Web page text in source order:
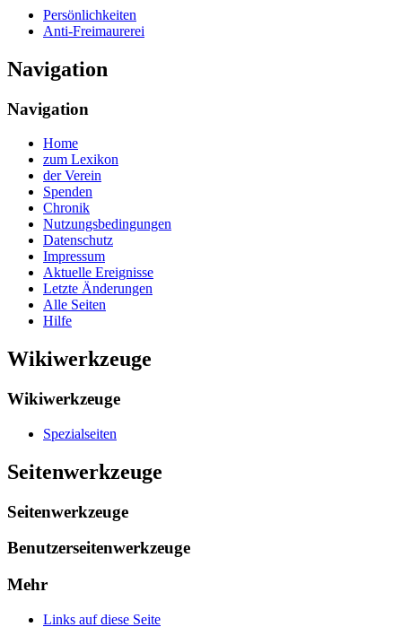
Persönlichkeiten
Anti-Freimaurerei
Navigation
Navigation
Home
zum Lexikon
der Verein
Spenden
Chronik
Nutzungsbedingungen
Datenschutz
Impressum
Aktuelle Ereignisse
Letzte Änderungen
Alle Seiten
Hilfe
Wikiwerkzeuge
Wikiwerkzeuge
Spezialseiten
Seitenwerkzeuge
Seitenwerkzeuge
Benutzerseitenwerkzeuge
Mehr
Links auf diese Seite